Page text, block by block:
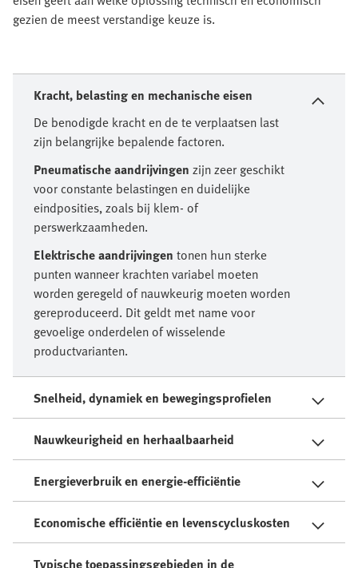
gezien de meest verstandige keuze is.
Kracht, belasting en mechanische eisen
De benodigde kracht en de te verplaatsen last
zijn belangrijke bepalende factoren.
Pneumatische aandrijvingen zijn zeer geschikt
voor constante belastingen en duidelijke
eindposities, zoals bij klem- of
perswerkzaamheden.
Elektrische aandrijvingen tonen hun sterke
punten wanneer krachten variabel moeten
worden geregeld of nauwkeurig moeten worden
gereproduceerd. Dit geldt met name voor
gevoelige onderdelen of wisselende
productvarianten.
Snelheid, dynamiek en bewegingsprofielen
Nauwkeurigheid en herhaalbaarheid
Energieverbruik en energie-efficiëntie
Economische efficiëntie en levenscycluskosten
Typische toepassingsgebieden in de